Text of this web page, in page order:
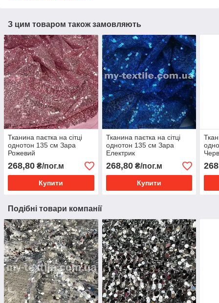
З цим товаром також замовляють
Тканина паєтка на сітці
однотон 135 см Зара
Рожевий
268,80 ₴/пог.м
Купити
Тканина паєтка на сітці
однотон 135 см Зара
Електрик
268,80₴/пог.м
Купити
Подібні товари компанії